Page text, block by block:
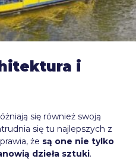
i
się również swoją
się tu najlepszych z
że są one nie tylko
dzieła sztuki.